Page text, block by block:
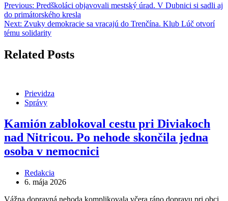
Previous: Predškoláci objavovali mestský úrad. V Dubnici si sadli aj
do primátorského kresla
Next: Zvuky demokracie sa vracajú do Trenčína. Klub Lúč otvorí
tému solidarity
Related Posts
Prievidza
Správy
Kamión zablokoval cestu pri Diviakoch
nad Nitricou. Po nehode skončila jedna
osoba v nemocnici
Redakcia
6. mája 2026